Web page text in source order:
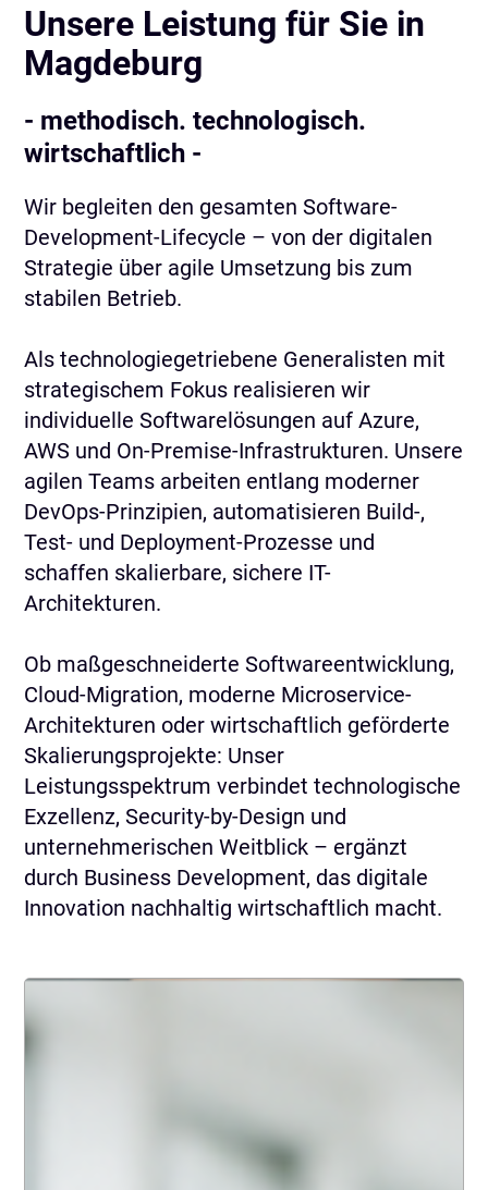
Unsere Leistung für Sie in
Magdeburg
- methodisch. technologisch.
wirtschaftlich -
Wir begleiten den gesamten Software-
Development-Lifecycle – von der digitalen
Strategie über agile Umsetzung bis zum
stabilen Betrieb.
Als technologiegetriebene Generalisten mit
strategischem Fokus realisieren wir
individuelle Softwarelösungen auf Azure,
AWS und On-Premise-Infrastrukturen. Unsere
agilen Teams arbeiten entlang moderner
DevOps-Prinzipien, automatisieren Build-,
Test- und Deployment-Prozesse und
schaffen skalierbare, sichere IT-
Architekturen.
Ob maßgeschneiderte Softwareentwicklung,
Cloud-Migration, moderne Microservice-
Architekturen oder wirtschaftlich geförderte
Skalierungsprojekte: Unser
Leistungsspektrum verbindet technologische
Exzellenz, Security-by-Design und
unternehmerischen Weitblick – ergänzt
durch Business Development, das digitale
Innovation nachhaltig wirtschaftlich macht.